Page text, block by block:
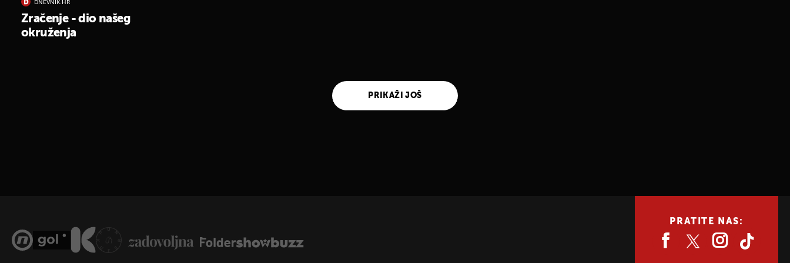
DNEVNIK.HR
Zračenje - dio našeg
okruženja
PRIKAŽI JOŠ
PRATITE NAS: